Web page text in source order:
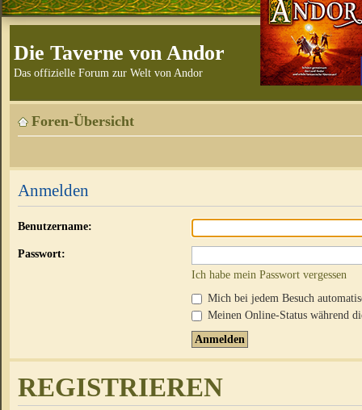
Die Taverne von Andor
Das offizielle Forum zur Welt von Andor
Foren-Übersicht
Anmelden
Benutzername:
Passwort:
Ich habe mein Passwort vergessen
Mich bei jedem Besuch
Meinen Online-Status während
REGISTRIEREN